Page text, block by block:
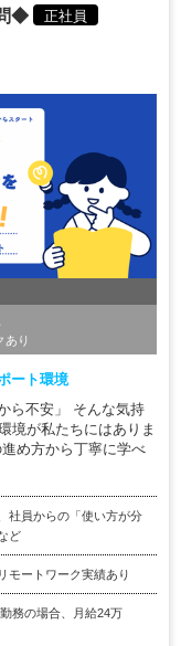
◆
正社員
り
ート環境
ら不安」 そんな気持
境が私たちにはありま
め方から丁寧に学べ
社員からの「使い方が分
ど
モートワーク実績あり
務の場合、月給24万